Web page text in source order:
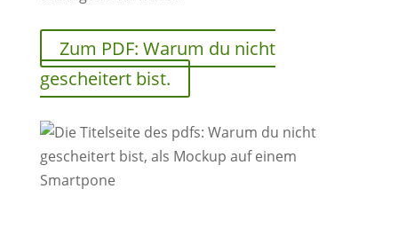
Zum PDF: Warum du nicht
gescheitert bist.